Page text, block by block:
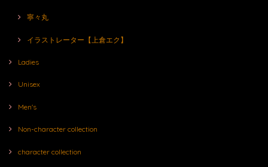
寧々丸
イラストレーター【上倉エク】
Ladies
Unisex
Men's
Non-character collection
character collection